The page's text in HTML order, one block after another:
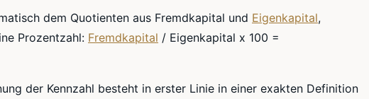
dem Quotienten aus Fremdkapital und Eigenkapital,
Prozentzahl: Fremdkapital / Eigenkapital x 100 =
der Kennzahl besteht in erster Linie in einer exakten Definition